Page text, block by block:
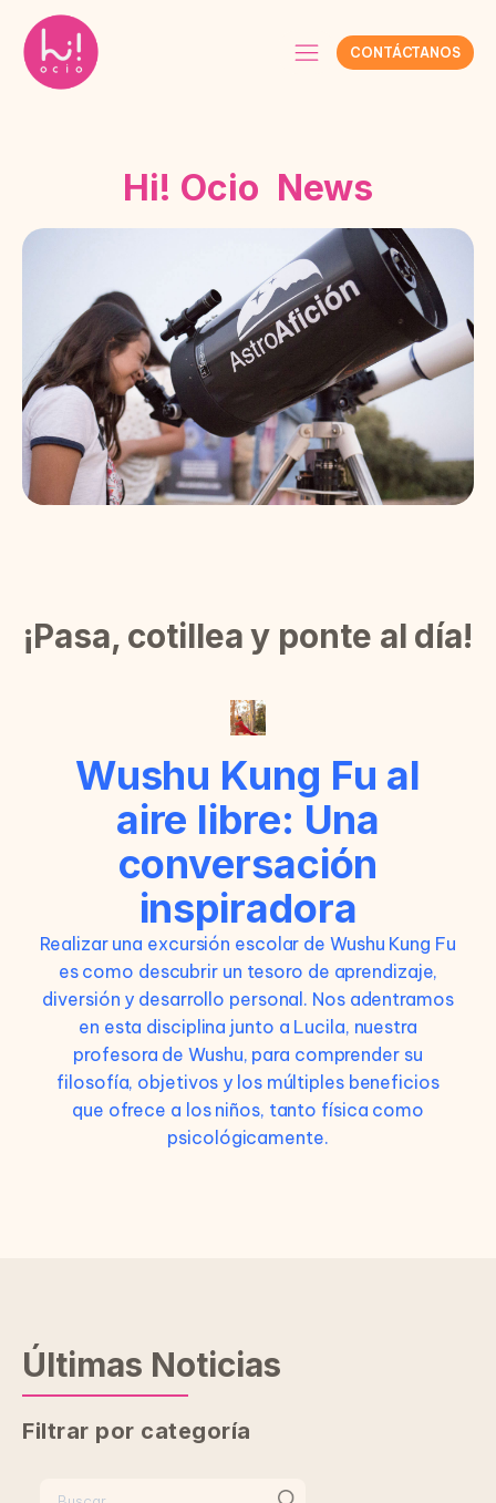
CONTÁCTANOS
Hi! Ocio News
¡Pasa, cotillea y ponte al día!
Wushu Kung Fu al
aire libre: Una
conversación
inspiradora
Realizar una excursión escolar de Wushu Kung Fu
es como descubrir un tesoro de aprendizaje,
diversión y desarrollo personal. Nos adentramos
en esta disciplina junto a Lucila, nuestra
profesora de Wushu, para comprender su
filosofía, objetivos y los múltiples beneficios
que ofrece a los niños, tanto física como
psicológicamente.
Últimas Noticias
Filtrar por categoría